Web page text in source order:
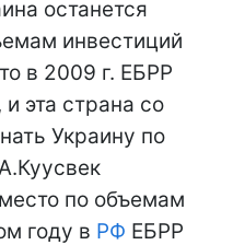
останется
инвестиций
в 2009 г. ЕБРР
эта страна со
Украину по
по объемам
году в РФ ЕБРР